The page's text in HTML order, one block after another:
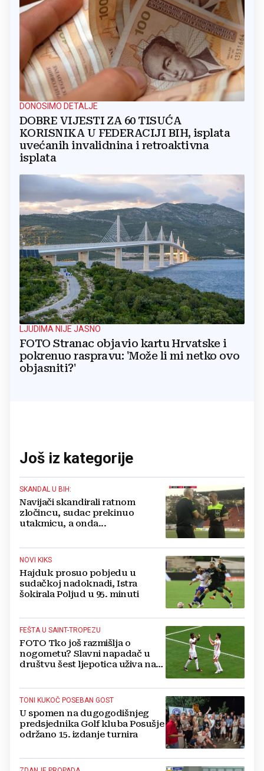
DONOSIMO DETALJE
DOBRE VIJESTI ZA 60 TISUĆA
KORISNIKA U FEDERACIJI BIH, isplata
uvećanih invalidnina i retroaktivna
isplata
LJUDIMA NIJE JASNO
FOTO Stranac objavio kartu Hrvatske i
pokrenuo raspravu: 'Može li mi netko ovo
objasniti?'
Još iz kategorije
SKANDAL U BIH:
Navijači skandirali ratnom
zločincu, sudac prekinuo
utakmicu, a onda...
NOVI KIKS
Hajduk prosuo pobjedu u
sudačkoj nadoknadi, Istra
šokirala Poljud u 95. minuti
FEŠTA U SAINT-TROPEZU
FOTO Tko još razmišlja o
nogometu? Slavni napadač u
društvu šest ljepotica uživa na
TONI KUKOČ POSEBAN GOST
U spomen na dugogodišnjeg
predsjednika Golf kluba Posušje
održano 15. izdanje turnira